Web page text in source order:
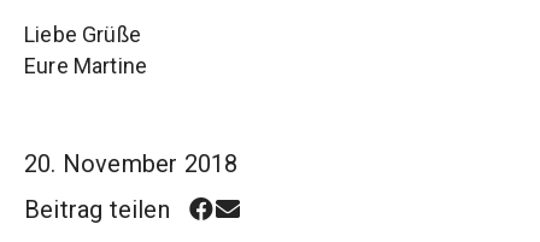
Liebe Grüße
Eure Martine
20. November 2018
Beitrag teilen